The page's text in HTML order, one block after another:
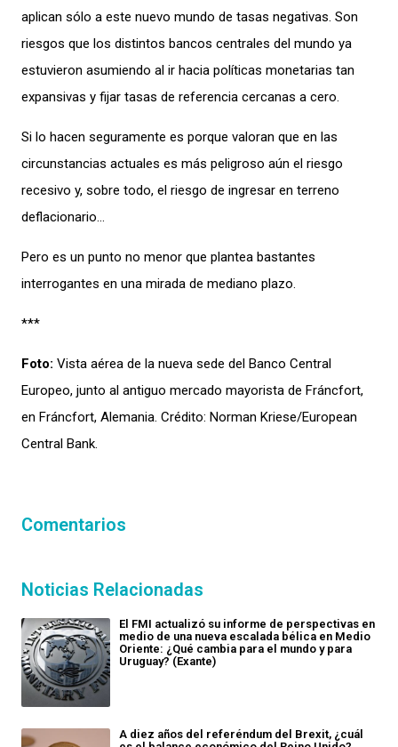
aplican sólo a este nuevo mundo de tasas negativas. Son
riesgos que los distintos bancos centrales del mundo ya
estuvieron asumiendo al ir hacia políticas monetarias tan
expansivas y fijar tasas de referencia cercanas a cero.
Si lo hacen seguramente es porque valoran que en las
circunstancias actuales es más peligroso aún el riesgo
recesivo y, sobre todo, el riesgo de ingresar en terreno
deflacionario…
Pero es un punto no menor que plantea bastantes
interrogantes en una mirada de mediano plazo.
***
Foto: Vista aérea de la nueva sede del Banco Central
Europeo, junto al antiguo mercado mayorista de Fráncfort,
en Fráncfort, Alemania. Crédito: Norman Kriese/European
Central Bank.
Comentarios
Noticias Relacionadas
El FMI actualizó su informe de perspectivas en
medio de una nueva escalada bélica en Medio
Oriente: ¿Qué cambia para el mundo y para
Uruguay? (Exante)
A diez años del referéndum del Brexit, ¿cuál